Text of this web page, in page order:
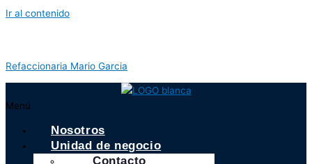
Ir al contenido
Refaccionaria Mario Garcia
Menú
Nosotros
Unidad de negocio
Contacto